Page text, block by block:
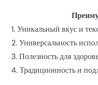
1. Уникальный вкус и
2. Универсальность
3. Полезность для
4. Традиционность и